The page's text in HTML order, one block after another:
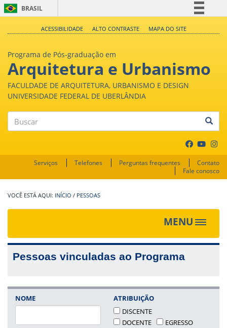
BRASIL
Acesso à informação
Legislação
ACESSIBILIDADE ALTO CONTRASTE MAPA DO SITE
Programa de Pós-graduação em
Arquitetura e Urbanismo
FACULDADE DE ARQUITETURA, URBANISMO E DESIGN
UNIVERSIDADE FEDERAL DE UBERLÂNDIA
Serviços Telefones Perguntas frequentes
Contato
Fale conosco
INÍCIO / PESSOAS
MENU
Toggle
Pessoas vinculadas ao Programa
NOME
ATRIBUIÇÃO
DISCENTE
DOCENTE
EGRESSO